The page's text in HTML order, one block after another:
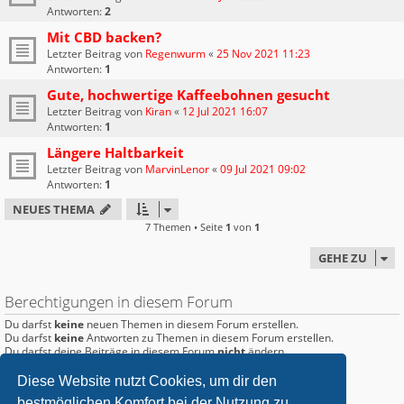
Diese Website nutzt Cookies, um dir den
Antworten:2
Mit CBD backen?
Letzter Beitrag von Regenwurm«25 Nov 2021 11:23
Antworten: 1
Gute, hochwertige Kaffeebohnen gesucht
Letzter Beitrag von Kiran« 12 Jul 2021 16:07
Antworten: 1
Längere Haltbarkeit
Letzter Beitrag von MarvinLenor«09 Jul 2021 09:02
Antworten: 1
NEUES THEMA
7 Themen • Seite 1 von 1
GEHE ZU
Berechtigungen in diesem Forum
Du darfst keine neuen Themen in diesem Forum erstellen.
Du darfst keineAntworten zu Themen in diesem Forum erstellen.
Du darfst deine Beiträge in diesem Forumnichtändern.
Du darfstkeineDateianhänge in diesem Forum erstellen.